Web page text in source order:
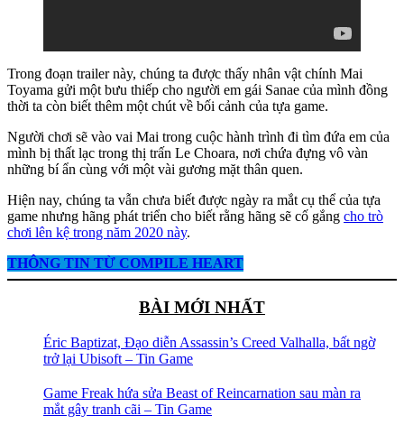
Trong đoạn trailer này, chúng ta được thấy nhân vật chính Mai
Toyama gửi một bưu thiếp cho người em gái Sanae của mình đồng
thời ta còn biết thêm một chút về bối cảnh của tựa game.
Người chơi sẽ vào vai Mai trong cuộc hành trình đi tìm đứa em của
mình bị thất lạc trong thị trấn Le Choara, nơi chứa đựng vô vàn
những bí ẩn cùng với một vài gương mặt thân quen.
Hiện nay, chúng ta vẫn chưa biết được ngày ra mắt cụ thể của tựa
game nhưng hãng phát triển cho biết rằng hãng sẽ cố gắng cho trò
chơi lên kệ trong năm 2020 này.
THÔNG TIN TỪ COMPILE HEART
BÀI MỚI NHẤT
Éric Baptizat, Đạo diễn Assassin’s Creed Valhalla, bất ngờ
trở lại Ubisoft – Tin Game
Game Freak hứa sửa Beast of Reincarnation sau màn ra
mắt gây tranh cãi – Tin Game